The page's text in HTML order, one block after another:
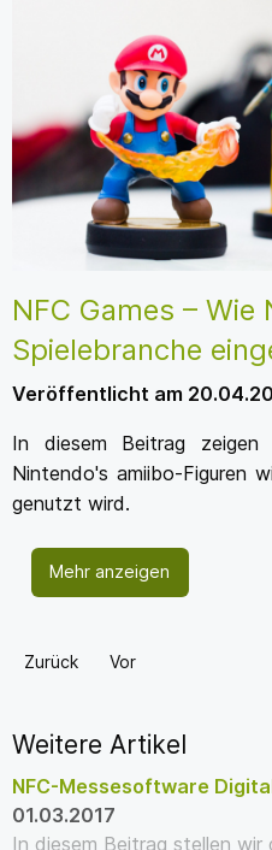
NFC Games – Wie
Spielebranche
Veröffentlicht am
In diesem Beitrag
Nintendo's amiibo-Figuren
genutzt wird.
Mehr anzeigen
Zurück Vor
Weitere Artikel
NFC-Messesoftware
01.03.2017
In diesem Beitrag stellen wir